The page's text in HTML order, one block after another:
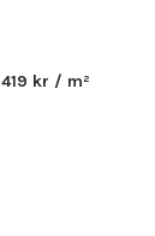
419 kr / m²